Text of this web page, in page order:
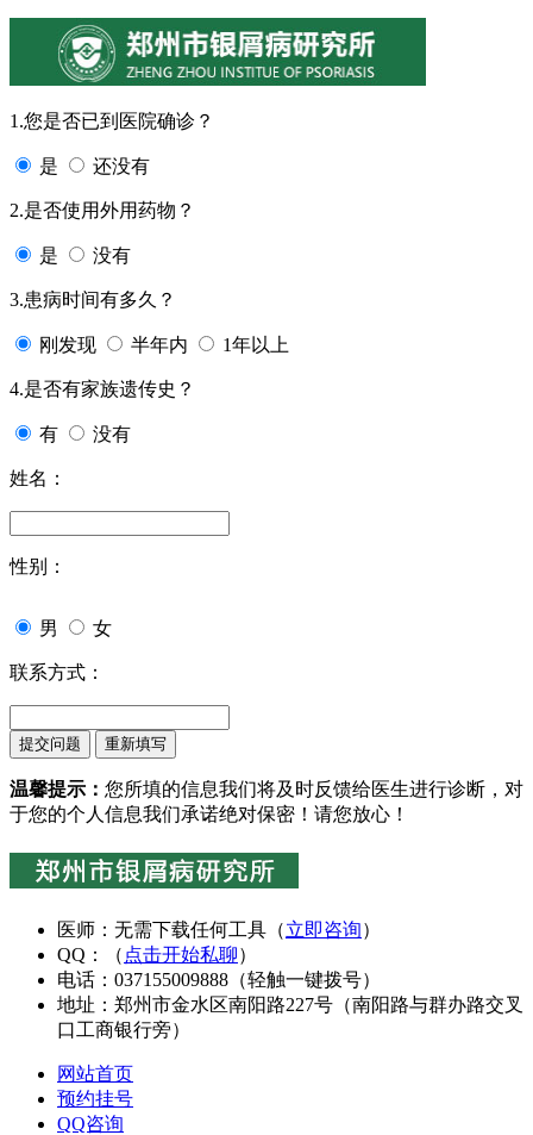
1.您是否已到医院确诊？
是 还没有
2.是否使用外用药物？
是 没有
3.患病时间有多久？
刚发现 半年内 1年以上
4.是否有家族遗传史？
有 没有
姓名：
性别：
男 女
联系方式：
温馨提示： 您所填的信息我们将及时反馈给医生进行诊断，对
于您的个人信息我们承诺绝对保密！请您放心！
医师：无需下载任何工具（立即咨询）
QQ：（ 点击开始私聊）
电话：037155009888（轻触一键拨号）
地址：郑州市金水区南阳路227号（南阳路与群办路交叉
口工商银行旁）
网站首页
预约挂号
QQ咨询